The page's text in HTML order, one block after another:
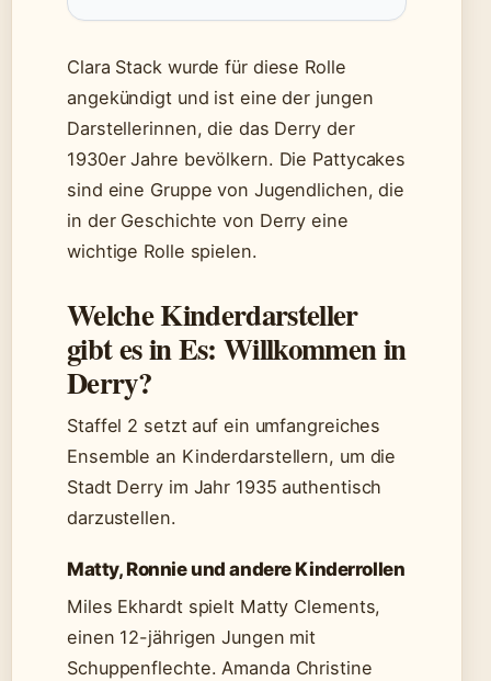
Clara Stack wurde für diese Rolle
angekündigt und ist eine der jungen
Darstellerinnen, die das Derry der
1930er Jahre bevölkern. Die Pattycakes
sind eine Gruppe von Jugendlichen, die
in der Geschichte von Derry eine
wichtige Rolle spielen.
Welche Kinderdarsteller
gibt es in Es: Willkommen in
Derry?
Staffel 2 setzt auf ein umfangreiches
Ensemble an Kinderdarstellern, um die
Stadt Derry im Jahr 1935 authentisch
darzustellen.
Matty, Ronnie und andere Kinderrollen
Miles Ekhardt spielt Matty Clements,
einen 12-jährigen Jungen mit
Schuppenflechte. Amanda Christine